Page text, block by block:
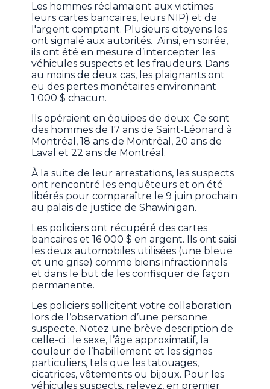
Les hommes réclamaient aux victimes
leurs cartes bancaires, leurs NIP) et de
l'argent comptant. Plusieurs citoyens les
ont signalé aux autorités. Ainsi, en soirée,
ils ont été en mesure d’intercepter les
véhicules suspects et les fraudeurs. Dans
au moins de deux cas, les plaignants ont
eu des pertes monétaires environnant
1 000 $ chacun.
Ils opéraient en équipes de deux. Ce sont
des hommes de 17 ans de Saint-Léonard à
Montréal, 18 ans de Montréal, 20 ans de
Laval et 22 ans de Montréal.
À la suite de leur arrestations, les suspects
ont rencontré les enquêteurs et on été
libérés pour comparaître le 9 juin prochain
au palais de justice de Shawinigan.
Les policiers ont récupéré des cartes
bancaires et 16 000 $ en argent. Ils ont saisi
les deux automobiles utilisées (une bleue
et une grise) comme biens infractionnels
et dans le but de les confisquer de façon
permanente.
Les policiers sollicitent votre collaboration
lors de l’observation d’une personne
suspecte. Notez une brève description de
celle-ci : le sexe, l’âge approximatif, la
couleur de l’habillement et les signes
particuliers, tels que les tatouages,
cicatrices, vêtements ou bijoux. Pour les
véhicules suspects, relevez, en premier